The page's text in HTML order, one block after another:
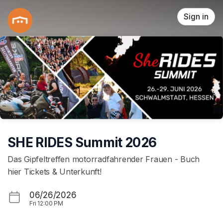
Skip header
Sign in
SHE RIDES Summit 2026
Das Gipfeltreffen motorradfahrender Frauen - Buch
hier Tickets & Unterkunft!
06/26/2026
Fri 12:00 PM